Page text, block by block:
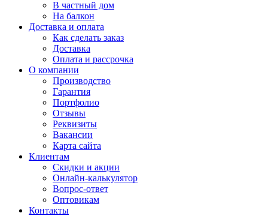
В частный дом
На балкон
Доставка и оплата
Как сделать заказ
Доставка
Оплата и рассрочка
О компании
Производство
Гарантия
Портфолио
Отзывы
Реквизиты
Вакансии
Карта сайта
Клиентам
Скидки и акции
Онлайн-калькулятор
Вопрос-ответ
Оптовикам
Контакты